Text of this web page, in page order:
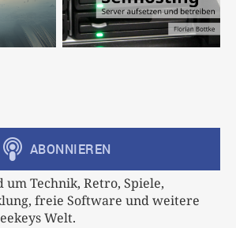
um Technik, Retro, Spiele,
freie Software und weitere
Welt.